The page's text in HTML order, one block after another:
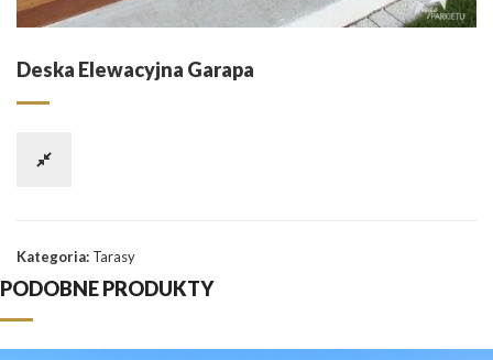
Deska Elewacyjna Garapa
Kategoria: Tarasy
PODOBNE PRODUKTY